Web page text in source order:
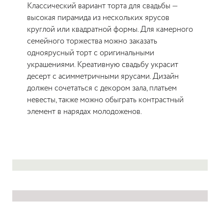
Классический вариант торта для свадьбы —
высокая пирамида из нескольких ярусов
круглой или квадратной формы. Для камерного
семейного торжества можно заказать
одноярусный торт с оригинальными
украшениями. Креативную свадьбу украсит
десерт с асимметричными ярусами. Дизайн
должен сочетаться с декором зала, платьем
невесты, также можно обыграть контрастный
элемент в нарядах молодоженов.